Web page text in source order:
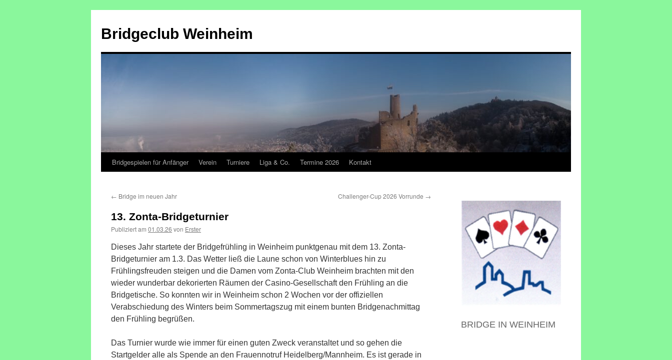
springen
Bridgeclub Weinheim
Bridgespielen für Anfänger Verein Turniere Liga & Co. Termine 2026 Kontakt
← Bridge im neuen Jahr Challenger-Cup 2026 Vorrunde →
13. Zonta-Bridgeturnier
Publiziert am 01.03.26 von Erster
Dieses Jahr startete der Bridgefrühling in Weinheim punktgenau mit dem 13. Zonta-
Bridgeturnier am 1.3. Das Wetter ließ die Laune schon von Winterblues hin zu
Frühlingsfreuden steigen und die Damen vom Zonta-Club Weinheim brachten mit den
wieder wunderbar dekorierten Räumen der Casino-Gesellschaft den Frühling an die
Bridgetische. So konnten wir in Weinheim schon 2 Wochen vor der offiziellen
Verabschiedung des Winters beim Sommertagszug mit einem bunten Bridgenachmittag
den Frühling begrüßen.
Das Turnier wurde wie immer für einen guten Zweck veranstaltet und so gehen die
Startgelder alle als Spende an den Frauennotruf Heidelberg/Mannheim. Es ist gerade in
BRIDGE IN WEINHEIM